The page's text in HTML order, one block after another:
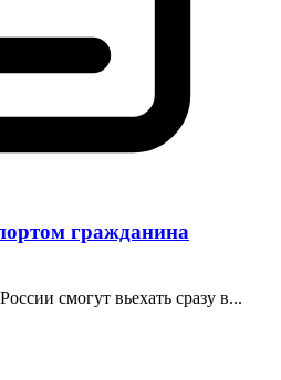
гражданина
смогут вьехать сразу в...